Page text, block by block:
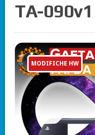
TA-090v1
MODIFICHE HW